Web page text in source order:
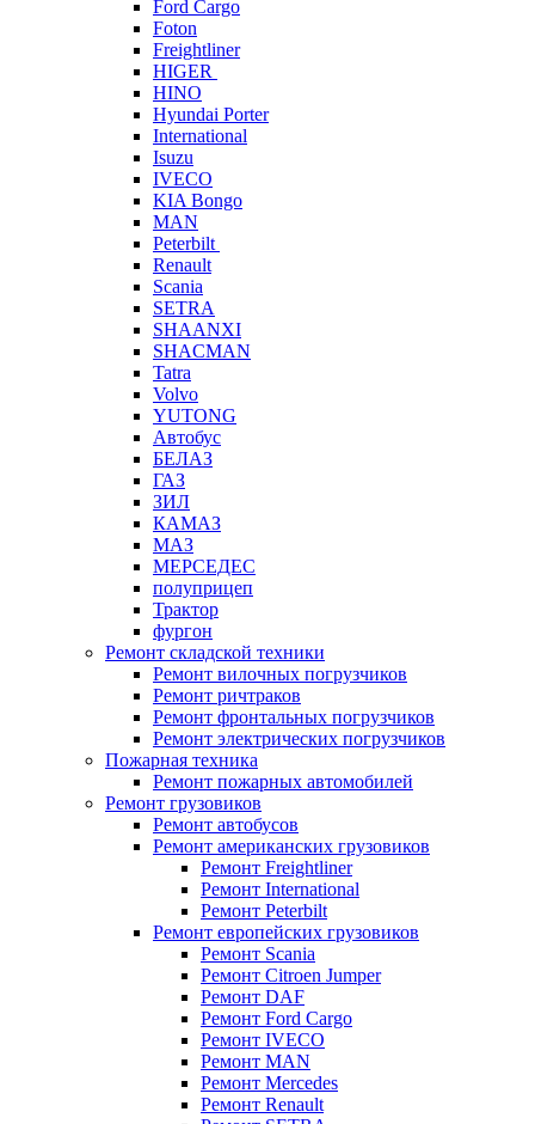
Ford Cargo
Foton
Freightliner
HIGER
HINO
Hyundai Porter
International
Isuzu
IVECO
KIA Bongo
MAN
Peterbilt
Renault
Scania
SETRA
SHAANXI
SHACMAN
Tatra
Volvo
YUTONG
Автобус
БЕЛАЗ
ГАЗ
ЗИЛ
КАМАЗ
МАЗ
МЕРСЕДЕС
полуприцеп
Трактор
фургон
Ремонт складской техники
Ремонт вилочных погрузчиков
Ремонт ричтраков
Ремонт фронтальных погрузчиков
Ремонт электрических погрузчиков
Пожарная техника
Ремонт пожарных автомобилей
Ремонт грузовиков
Ремонт автобусов
Ремонт американских грузовиков
Ремонт Freightliner
Ремонт International
Ремонт Peterbilt
Ремонт европейских грузовиков
Ремонт Scania
Ремонт Citroen Jumper
Ремонт DAF
Ремонт Ford Cargo
Ремонт IVECO
Ремонт MAN
Ремонт Mercedes
Ремонт Renault